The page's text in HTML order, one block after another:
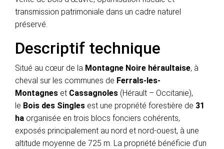
transmission patrimoniale dans un cadre naturel
préservé.
Descriptif technique
Situé au cœur de la Montagne Noire héraultaise, à
cheval sur les communes de Ferrals-les-
Montagnes et Cassagnoles (Hérault – Occitanie),
le Bois des Singles est une propriété forestière de 31
ha organisée en trois blocs fonciers cohérents,
exposés principalement au nord et nord-ouest, à une
altitude moyenne de 725 m. La propriété bénéficie d’un